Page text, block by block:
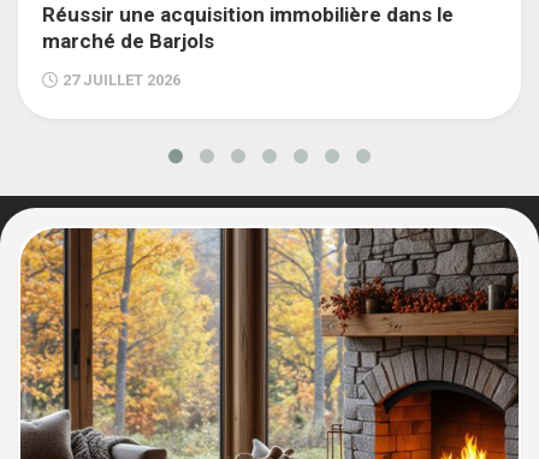
Réussir une acquisition immobilière dans le
marché de Barjols
27 JUILLET 2026